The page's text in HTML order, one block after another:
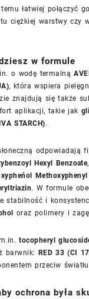
łatwiej połączyć
ciężkiej warstwy czy
w formule
o wodę termalną
, która wspiera
znajdują się także
aplikacji, takie jak
STARCH).
odpowiadają
Hexyl Benzoate,
. W formule
stabilność i
oraz polimery i
m.in.tocopheryl
barwnik: RED 33 (CI
przeciw
ochrona była